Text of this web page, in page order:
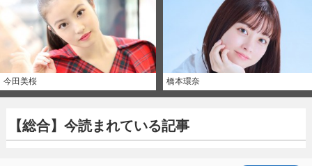
今田美桜 橋本環奈
【総合】今読まれている記事